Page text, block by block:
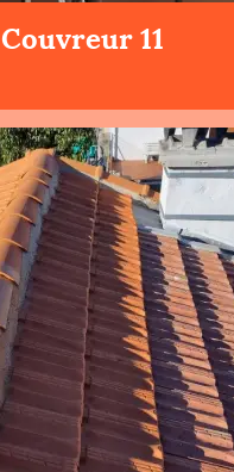
Couvreur 11